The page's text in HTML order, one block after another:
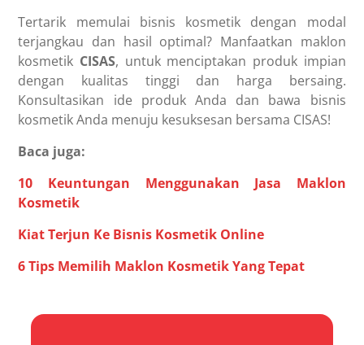
Tertarik memulai bisnis kosmetik dengan modal
terjangkau dan hasil optimal? Manfaatkan maklon
kosmetik CISAS, untuk menciptakan produk impian
dengan kualitas tinggi dan harga bersaing.
Konsultasikan ide produk Anda dan bawa bisnis
kosmetik Anda menuju kesuksesan bersama CISAS!
Baca juga:
10 Keuntungan Menggunakan Jasa Maklon
Kosmetik
Kiat Terjun Ke Bisnis Kosmetik Online
6 Tips Memilih Maklon Kosmetik Yang Tepat